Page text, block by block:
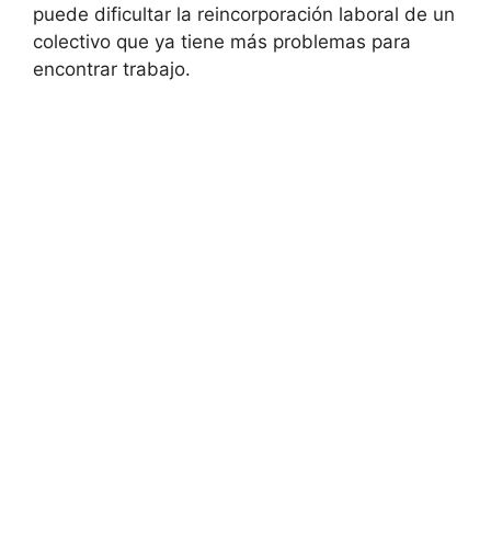
puede dificultar la reincorporación laboral de un
colectivo que ya tiene más problemas para
encontrar trabajo.